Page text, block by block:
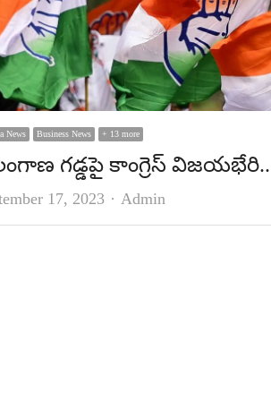
News Business News + 13 more
గ‌డ్డ‌పై కాంగ్రెస్ విజ‌య‌భేరి..
17, 2023 Author
Admin